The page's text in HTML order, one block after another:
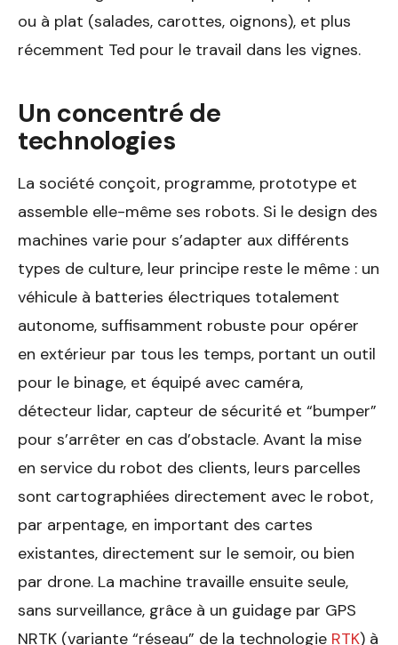
ou à plat (salades, carottes, oignons), et plus
récemment Ted pour le travail dans les vignes.
Un concentré de
technologies
La société conçoit, programme, prototype et
assemble elle-même ses robots. Si le design des
machines varie pour s’adapter aux différents
types de culture, leur principe reste le même : un
véhicule à batteries électriques totalement
autonome, suffisamment robuste pour opérer
en extérieur par tous les temps, portant un outil
pour le binage, et équipé avec caméra,
détecteur lidar, capteur de sécurité et “bumper”
pour s’arrêter en cas d’obstacle. Avant la mise
en service du robot des clients, leurs parcelles
sont cartographiées directement avec le robot,
par arpentage, en important des cartes
existantes, directement sur le semoir, ou bien
par drone. La machine travaille ensuite seule,
sans surveillance, grâce à un guidage par GPS
NRTK (variante “réseau” de la technologie RTK) à